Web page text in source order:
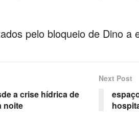
pelo bloqueio de Dino a
a crise hídrica de
noite
Next Post